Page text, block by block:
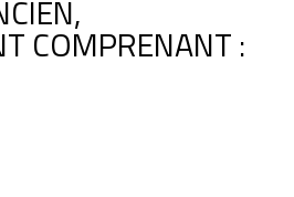
COMPRENANT :